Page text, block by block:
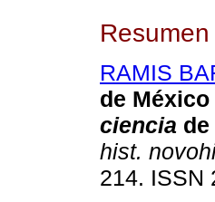
Resumen
RAMIS
de
ciencia
hist.
214. ISSN